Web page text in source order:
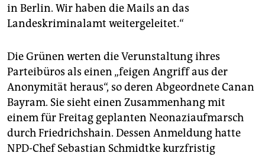
in Berlin. Wir haben die Mails an das
Landeskriminalamt weitergeleitet.“
Die Grünen werten die Verunstaltung ihres
Parteibüros als einen „feigen Angriff aus der
Anonymität heraus“, so deren Abgeordnete Canan
Bayram. Sie sieht einen Zusammenhang mit
einem für Freitag geplanten Neonaziaufmarsch
durch Friedrichshain. Dessen Anmeldung hatte
NPD-Chef Sebastian Schmidtke kurzfristig